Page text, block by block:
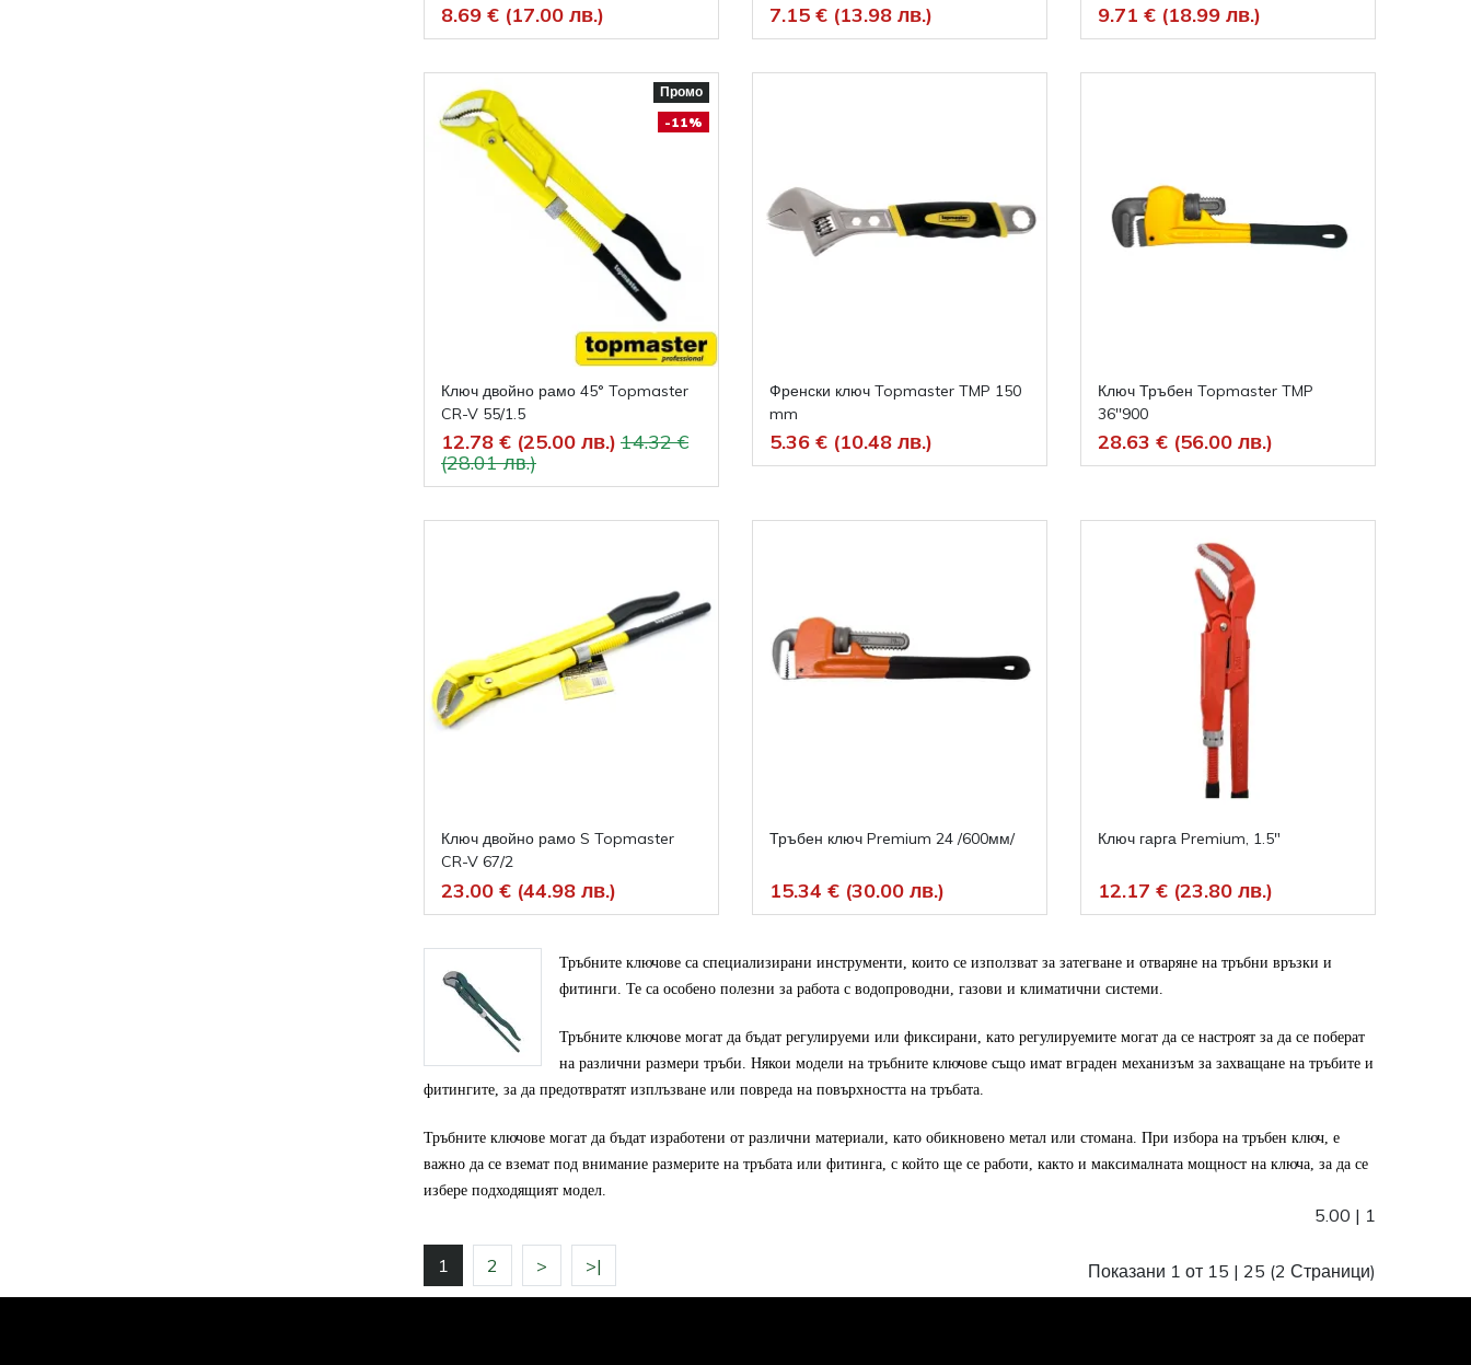
8.69 € (17.00 лв.) 7.15 € (13.98 лв.) 9.71 € (18.99 лв.)
Промо
-11%
Ключ двойно рамо 45° Topmaster
CR-V 55/1.5
12.78 € (25.00 лв.) 14.32 €
(28.01 лв.)
Френски ключ Topmaster TMP 150
mm
5.36 € (10.48 лв.)
Ключ Тръбен Topmaster TMP
36''900
28.63 € (56.00 лв.)
Ключ двойно рамо S Topmaster
CR-V 67/2
23.00 € (44.98 лв.)
Тръбен ключ Premium 24 /600мм/
15.34 € (30.00 лв.)
Ключ гарга Premium, 1.5"
12.17 € (23.80 лв.)
Тръбните ключове са специализирани инструменти, които се използват за затегване и отваряне на тръбни връзки и
фитинги. Те са особено полезни за работа с водопроводни, газови и климатични системи.
Тръбните ключове могат да бъдат регулируеми или фиксирани, като регулируемите могат да се настроят за да се поберат
на различни размери тръби. Някои модели на тръбните ключове също имат вграден механизъм за захващане на тръбите и
фитингите, за да предотвратят изплъзване или повреда на повърхността на тръбата.
Тръбните ключове могат да бъдат изработени от различни материали, като обикновено метал или стомана. При избора на тръбен ключ, е
важно да се вземат под внимание размерите на тръбата или фитинга, с който ще се работи, както и максималната мощност на ключа, за да се
избере подходящият модел.
5.00 | 1
1 2 > >| Показани 1 от 15 | 25 (2 Страници)